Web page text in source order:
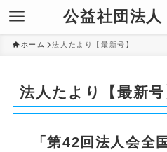
公益社団法
ホーム 法人たより【最新号】
法人たより【最新号
「第42回法人会全